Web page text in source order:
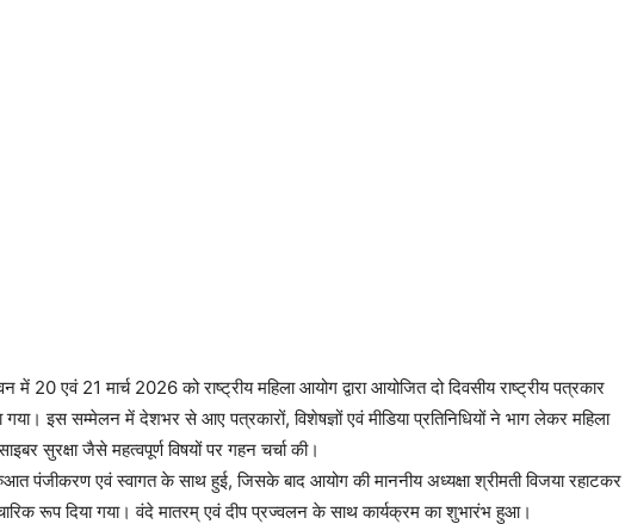
में 20 एवं 21 मार्च 2026 को राष्ट्रीय महिला आयोग द्वारा आयोजित दो दिवसीय राष्ट्रीय पत्रकार
इस सम्मेलन में देशभर से आए पत्रकारों, विशेषज्ञों एवं मीडिया प्रतिनिधियों ने भाग लेकर महिला
सुरक्षा जैसे महत्वपूर्ण विषयों पर गहन चर्चा की।
पंजीकरण एवं स्वागत के साथ हुई, जिसके बाद आयोग की माननीय अध्यक्षा श्रीमती विजया रहाटकर
रूप दिया गया। वंदे मातरम् एवं दीप प्रज्वलन के साथ कार्यक्रम का शुभारंभ हुआ।